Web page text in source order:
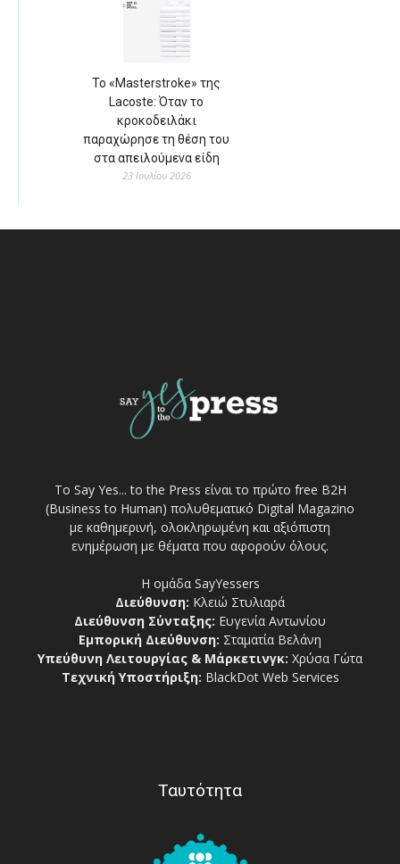
Το «Masterstroke» της
Lacoste: Όταν το
κροκοδειλάκι
παραχώρησε τη θέση του
στα απειλούμενα είδη
23 Ιουλίου 2026
Το Say Yes... to the Press είναι το πρώτο free Β2Η
(Business to Human) πολυθεματικό Digital Magazino
με καθημερινή, ολοκληρωμένη και αξιόπιστη
ενημέρωση με θέματα που αφορούν όλους.
Η ομάδα SayYessers
Διεύθυνση: Κλειώ Στυλιαρά
Διεύθυνση Σύνταξης: Ευγενία Αντωνίου
Εμπορική Διεύθυνση: Σταματία Βελάνη
Υπεύθυνη Λειτουργίας & Μάρκετινγκ: Χρύσα Γώτα
Τεχνική Υποστήριξη: BlackDot Web Services
Ταυτότητα